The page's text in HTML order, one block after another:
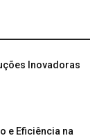
Inovadoras
e Eficiência na